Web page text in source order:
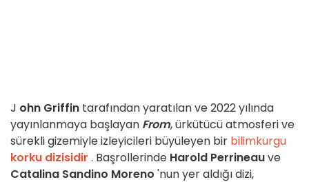
J ohn Griffin tarafından yaratılan ve 2022 yılında
yayınlanmaya başlayan From, ürkütücü atmosferi ve
sürekli gizemiyle izleyicileri büyüleyen bir bilimkurgu
korku dizisidir . Başrollerinde Harold Perrineauve
Catalina Sandino Moreno 'nun yer aldığı dizi,